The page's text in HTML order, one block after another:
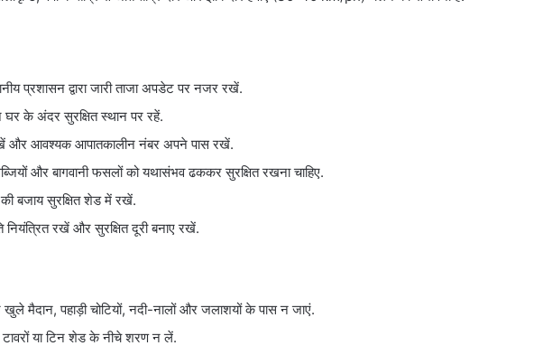
प्रशासन द्वारा जारी ताजा अपडेट पर नजर रखें.
घर के अंदर सुरक्षित स्थान पर रहें.
और आवश्यक आपातकालीन नंबर अपने पास रखें.
और बागवानी फसलों को यथासंभव ढककर सुरक्षित रखना चाहिए.
बजाय सुरक्षित शेड में रखें.
नियंत्रित रखें और सुरक्षित दूरी बनाए रखें.
मैदान, पहाड़ी चोटियों, नदी-नालों और जलाशयों के पास न जाएं.
या टिन शेड के नीचे शरण न लें.